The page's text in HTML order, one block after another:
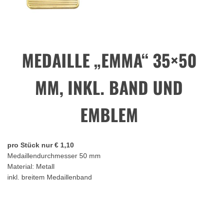
MEDAILLE „EMMA“ 35×50
MM, INKL. BAND UND
EMBLEM
pro Stück nur € 1,10
Medaillendurchmesser 50 mm
Material: Metall
inkl. breitem Medaillenband